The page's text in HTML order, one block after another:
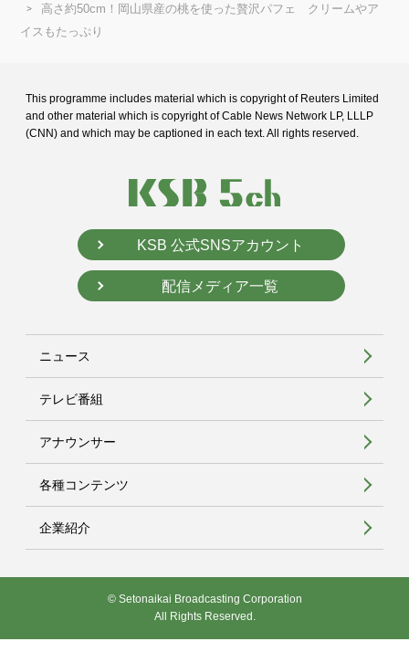
高さ約50cm！岡山県産の桃を使った贅沢パフェ クリームやア
イスもたっぷり
This programme includes material which is copyright of Reuters Limited
and other material which is copyright of Cable News Network LP, LLLP
(CNN) and which may be captioned in each text. All rights reserved.
KSB 公式SNSアカウント
配信メディア一覧
ニュース
テレビ番組
アナウンサー
各種コンテンツ
企業紹介
© Setonaikai Broadcasting Corporation
All Rights Reserved.